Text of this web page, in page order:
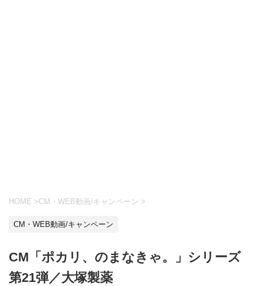
HOME >CM・WEB動画/キャンペーン >
CM・WEB動画/キャンペーン
CM「ポカリ、のまなきゃ。」シリーズ
第21弾／大塚製薬